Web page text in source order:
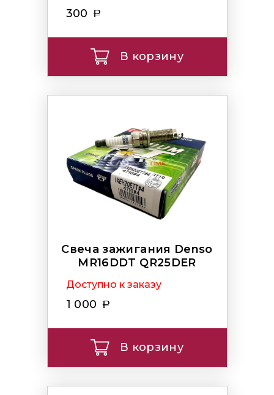
300
В корзину
Свеча зажигания Denso
MR16DDT QR25DER
Доступно к заказу
1 000
В корзину